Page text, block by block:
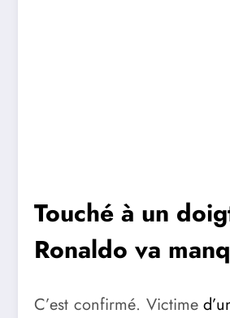
Touché à un
Ronaldo va
C’est confirmé. Victime